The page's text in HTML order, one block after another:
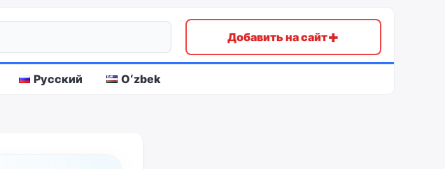
Добавить на сайт+
Русский Oʻzbek